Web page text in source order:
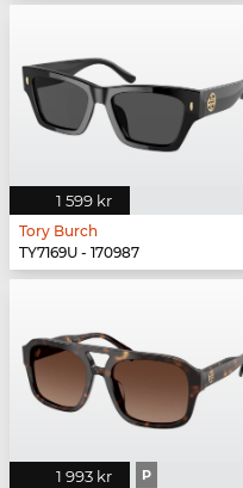
1 599 kr
Tory Burch
TY7169U - 170987
1 993 kr P